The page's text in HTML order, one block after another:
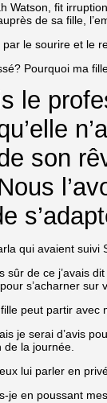
Watson, fit
de sa fille,
le sourire et le
Pourquoi ma
le
son
qui avaient suivi
sûr de ce j’avais
s’acharner sur
peut partir avec
je serai d’avis
la journée.
lui parler en
je en poussant